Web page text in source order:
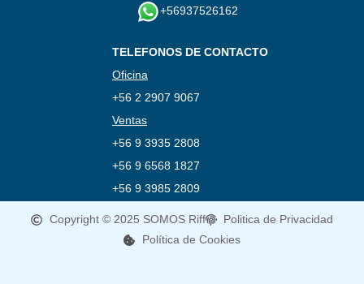
+56937526162
TELEFONOS DE CONTACTO
Oficina
+56 2 2907 9067
Ventas
+56 9 3935 2808
+56 9 6568 1827
+56 9 3985 2809
Copyright © 2025 SOMOS Riff
Politica de Privacidad
Política de Cookies